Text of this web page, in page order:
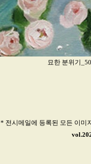
묘한 분위기
* 전시메일에 등록된 모든 이미